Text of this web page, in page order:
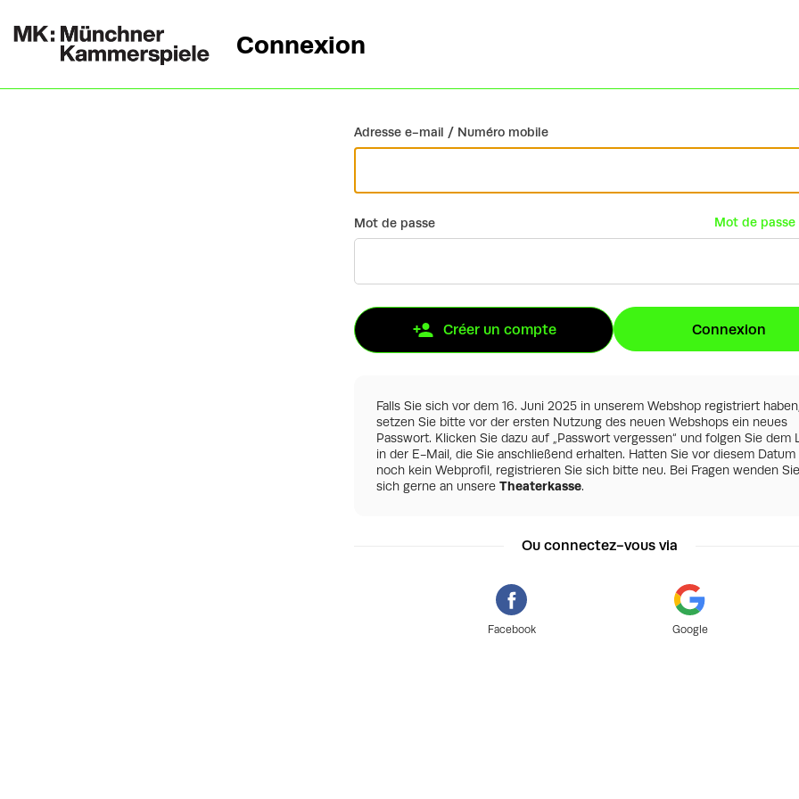
Retour
Connexion
Adresse e-mail / Numéro mobile
Mot de passe Mot de passe
Créer un compte Connexion
Falls Sie sich vor dem 16. Juni 2025 in unserem Webshop registriert haben,
setzen Sie bitte vor der ersten Nutzung des neuen Webshops ein neues
Passwort. Klicken Sie dazu auf „Passwort vergessen“ und folgen Sie dem
in der E-Mail, die Sie anschließend erhalten. Hatten Sie vor diesem Datum
noch kein Webprofil, registrieren Sie sich bitte neu. Bei Fragen wenden Sie
sich gerne an unsere Theaterkasse.
Ou connectez-vous via
Facebook Google